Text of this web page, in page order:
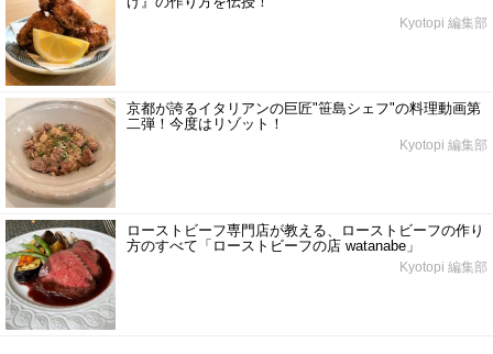
Kyotopi 編集部
京都が誇るイタリアンの巨匠"笹島シェフ"の料理動画第
二弾！今度はリゾット！
Kyotopi 編集部
ローストビーフ専門店が教える、ローストビーフの作り
方のすべて「ローストビーフの店 watanabe」
Kyotopi 編集部